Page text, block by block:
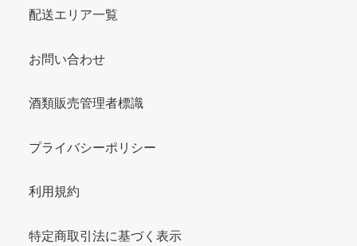
配送エリア一覧
お問い合わせ
酒類販売管理者標識
プライバシーポリシー
利用規約
特定商取引法に基づく表示